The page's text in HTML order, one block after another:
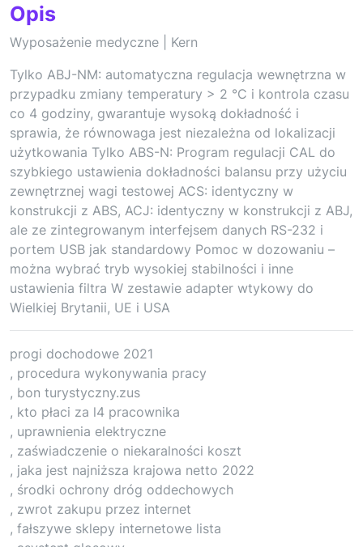
Opis
Wyposażenie medyczne | Kern
Tylko ABJ-NM: automatyczna regulacja wewnętrzna w
przypadku zmiany temperatury > 2 °C i kontrola czasu
co 4 godziny, gwarantuje wysoką dokładność i
sprawia, że równowaga jest niezależna od lokalizacji
użytkowania Tylko ABS-N: Program regulacji CAL do
szybkiego ustawienia dokładności balansu przy użyciu
zewnętrznej wagi testowej ACS: identyczny w
konstrukcji z ABS, ACJ: identyczny w konstrukcji z ABJ,
ale ze zintegrowanym interfejsem danych RS-232 i
portem USB jak standardowy Pomoc w dozowaniu –
można wybrać tryb wysokiej stabilności i inne
ustawienia filtra W zestawie adapter wtykowy do
Wielkiej Brytanii, UE i USA
progi dochodowe 2021
, procedura wykonywania pracy
, bon turystyczny.zus
, kto płaci za l4 pracownika
, uprawnienia elektryczne
, zaświadczenie o niekaralności koszt
, jaka jest najniższa krajowa netto 2022
, środki ochrony dróg oddechowych
, zwrot zakupu przez internet
, fałszywe sklepy internetowe lista